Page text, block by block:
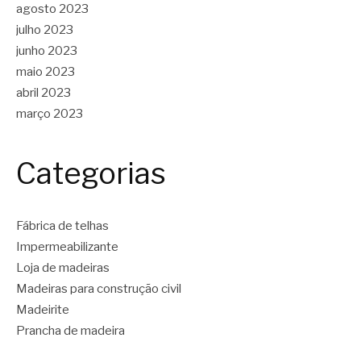
agosto 2023
julho 2023
junho 2023
maio 2023
abril 2023
março 2023
Categorias
Fábrica de telhas
Impermeabilizante
Loja de madeiras
Madeiras para construção civil
Madeirite
Prancha de madeira